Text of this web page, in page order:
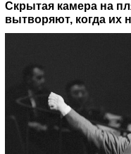
Скрытая камера на
вытворяют, когда их